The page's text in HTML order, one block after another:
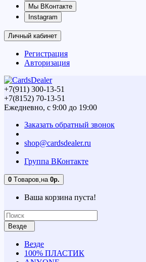
Мы ВКонтакте
Instagram
Личный кабинет
Регистрация
Авторизация
+7(911) 300-13-51
+7(8152) 70-13-51
Ежедневно, с 9:00 до 19:00
Заказать обратный звонок
shop@cardsdealer.ru
Группа ВКонтакте
0 Tоваров, на 0р.
Ваша корзина пуста!
Везде
Везде
100% ПЛАСТИК